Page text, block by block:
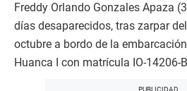
Freddy Orlando Gonzales Apaza
días desaparecidos, tras zarpar
octubre a bordo de la
Huanca I con matrícula IO-14206-